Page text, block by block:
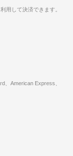
用して決済できます。
、American Express、